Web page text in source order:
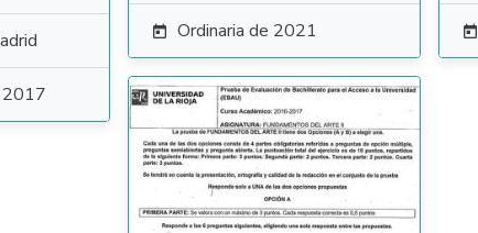
 Ordinaria de 2021 
2017